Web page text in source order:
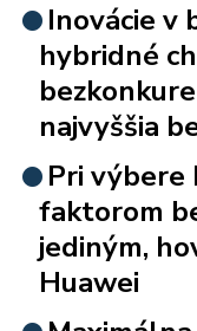
Inovácie v
hybridné
najvyššia
Pri výbere
faktorom
jediným,
Huawei